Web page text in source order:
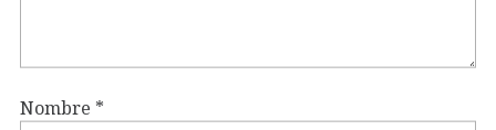
Nombre *